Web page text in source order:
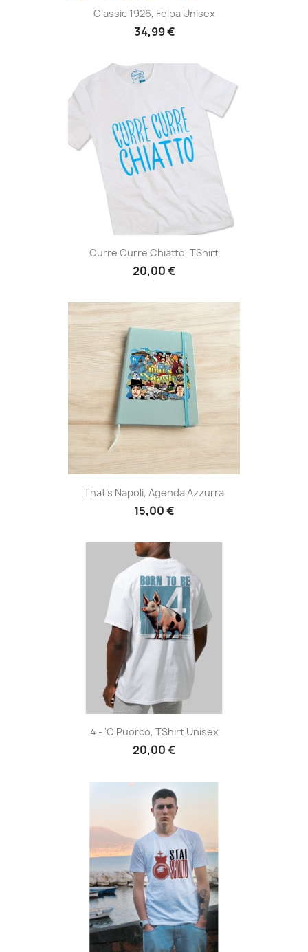
Classic 1926, Felpa Unisex
34,99 €
Curre Curre Chiattò, TShirt
20,00 €
That's Napoli, Agenda Azzurra
15,00 €
4 - 'O Puorco, TShirt Unisex
20,00 €